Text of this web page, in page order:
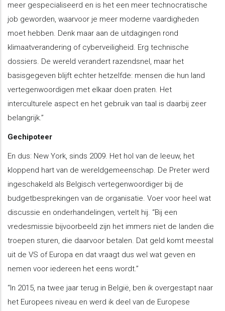
meer gespecialiseerd en is het een meer technocratische
job geworden, waarvoor je meer moderne vaardigheden
moet hebben. Denk maar aan de uitdagingen rond
klimaatverandering of cyberveiligheid. Erg technische
dossiers. De wereld verandert razendsnel, maar het
basisgegeven blijft echter hetzelfde: mensen die hun land
vertegenwoordigen met elkaar doen praten. Het
interculturele aspect en het gebruik van taal is daarbij zeer
belangrijk.”
Gechipoteer
En dus: New York, sinds 2009. Het hol van de leeuw, het
kloppend hart van de wereldgemeenschap. De Preter werd
ingeschakeld als Belgisch vertegenwoordiger bij de
budgetbesprekingen van de organisatie. Voer voor heel wat
discussie en onderhandelingen, vertelt hij. “Bij een
vredesmissie bijvoorbeeld zijn het immers niet de landen die
troepen sturen, die daarvoor betalen. Dat geld komt meestal
uit de VS of Europa en dat vraagt dus wel wat geven en
nemen voor iedereen het eens wordt.”
“In 2015, na twee jaar terug in België, ben ik overgestapt naar
het Europees niveau en werd ik deel van de Europese